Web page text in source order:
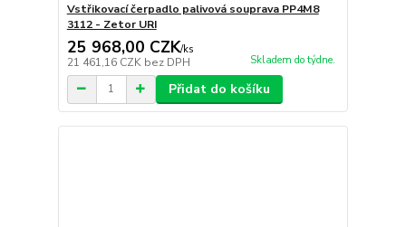
Vstřikovací čerpadlo palivová souprava PP4M8
3112 - Zetor URI
25 968,00 CZK/ks
21 461,16 CZK bez DPH Skladem do týdne.
Přidat do košíku